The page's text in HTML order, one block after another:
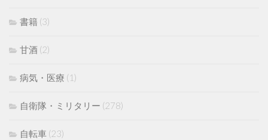
書籍 (3)
甘酒 (2)
病気・医療 (1)
自衛隊・ミリタリー (278)
自転車 (23)